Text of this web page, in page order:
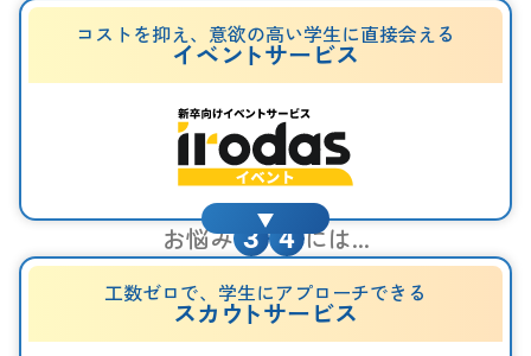
コストを抑え、意欲の高い学生に直接会える
イベントサービス
お悩み 3 4 には...
工数ゼロで、学生にアプローチできる
スカ ウトサービス